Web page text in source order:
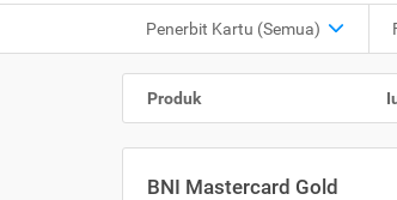
Penerbit Kartu (Semua)
Produk
BNI Mastercard Gold